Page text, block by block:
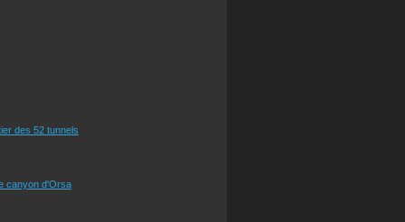
des 52 tunnels
canyon d'Orsa